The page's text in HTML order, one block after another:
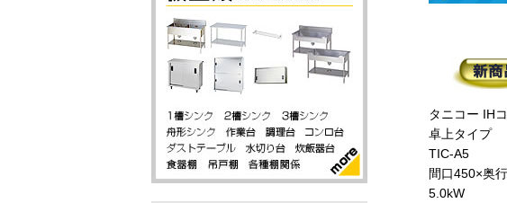
タニコー IH
卓上タイプ
TIC-A5
間口450×奥
5.0kW